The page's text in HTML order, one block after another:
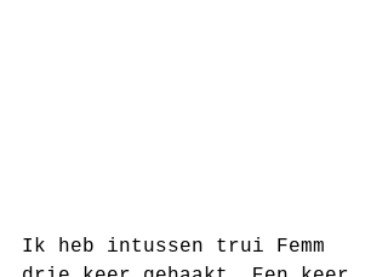
Ik heb intussen trui Femm